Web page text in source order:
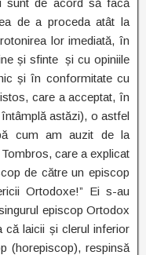
de acord să facă
de a proceda atât la
lor imediată, în
și sfinte și cu opiniile
și în conformitate cu
care a acceptat, în
astăzi), o astfel
cum am auzit de la
care a explicat
de către un episcop
Ortodoxe!” Ei s-au
episcop Ortodox
că laicii și clerul inferior
(horepiscop), respinsă